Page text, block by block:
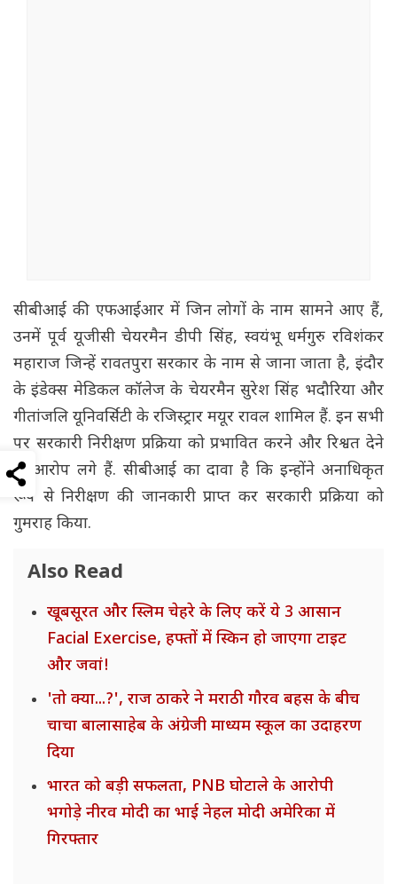
सीबीआई की एफआईआर में जिन लोगों के नाम सामने आए हैं,
उनमें पूर्व यूजीसी चेयरमैन डीपी सिंह, स्वयंभू धर्मगुरु रविशंकर
महाराज जिन्हें रावतपुरा सरकार के नाम से जाना जाता है, इंदौर
के इंडेक्स मेडिकल कॉलेज के चेयरमैन सुरेश सिंह भदौरिया और
गीतांजलि यूनिवर्सिटी के रजिस्ट्रार मयूर रावल शामिल हैं. इन सभी
पर सरकारी निरीक्षण प्रक्रिया को प्रभावित करने और रिश्वत देने
के आरोप लगे हैं. सीबीआई का दावा है कि इन्होंने अनाधिकृत
रूप से निरीक्षण की जानकारी प्राप्त कर सरकारी प्रक्रिया को
गुमराह किया.
Also Read
खूबसूरत और स्लिम चेहरे के लिए करें ये 3 आसान
Facial Exercise, हफ्तों में स्किन हो जाएगा टाइट
और जवां!
'तो क्या...?', राज ठाकरे ने मराठी गौरव बहस के बीच
चाचा बालासाहेब के अंग्रेजी माध्यम स्कूल का उदाहरण
दिया
भारत को बड़ी सफलता, PNB घोटाले के आरोपी
भगोड़े नीरव मोदी का भाई नेहल मोदी अमेरिका में
गिरफ्तार